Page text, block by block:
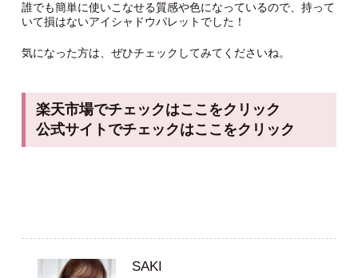
誰でも簡単に使いこなせる質感や色になっているので、持って
いて損はないアイシャドウパレットでした！
気になった方は、ぜひチェックしてみてくださいね。
楽天市場でチェックはここをクリック
公式サイトでチェックはここをクリック
SAKI